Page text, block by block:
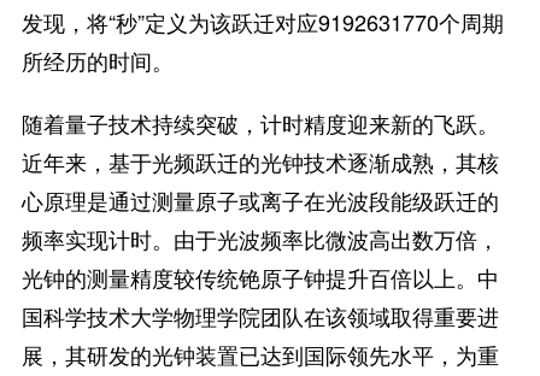
发现，将“秒”定义为该跃迁对应9192631770个周期
所经历的时间。
随着量子技术持续突破，计时精度迎来新的飞跃。
近年来，基于光频跃迁的光钟技术逐渐成熟，其核
心原理是通过测量原子或离子在光波段能级跃迁的
频率实现计时。由于光波频率比微波高出数万倍，
光钟的测量精度较传统铯原子钟提升百倍以上。中
国科学技术大学物理学院团队在该领域取得重要进
展，其研发的光钟装置已达到国际领先水平，为重